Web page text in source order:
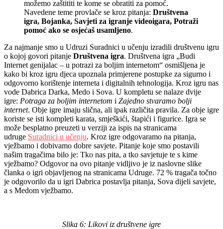
možemo zaštititi te kome se obratiti za pomoć.
Navedene teme provlače se kroz pitanja: Društvena
igra, Bojanka, Savjeti za igranje videoigara, Potraži
pomoć ako se osjećaš usamljeno.
Za najmanje smo u Udruzi Suradnici u učenju izradili društvenu igru
o kojoj govori pitanje Društvena igra. Društvena igra „Budi
Internet genijalac – u potrazi za boljim internetom“ osmišljena je
kako bi kroz igru djeca upoznala primjerene postupke za sigurno i
odgovorno korištenje interneta i digitalnih tehnologija. Kroz igru nas
vode Dabrica Darka, Medo i Sova. U kompletu se nalaze dvije
igre: Potraga za boljim internetom i Zajedno stvaramo bolji
internet. Obje igre imaju slična, ali ipak različita pravila. Za obje igre
koriste se isti kompleti karata, smješkići, štapići i figurice. Igra se
može besplatno preuzeti u verziji za ispis na stranicama
udruge Suradnici u učenju. Kroz igre odgovaramo na pitanja,
vježbamo i dobivamo dobre savjete. Pitanje koje smo postavili
našim tragačima bilo je: Tko nas pita, a tko savjetuje te s kime
vježbamo? Odgovor na ovo pitanje vidljivo je iz naslovne slike
članka o igri objavljenog na stranicama Udruge. 72 % tragača točno
je odgovorilo da u igri Dabrica postavlja pitanja, Sova dijeli savjete,
a s Medom vježbamo.
Slika 6: Likovi iz društvene igre